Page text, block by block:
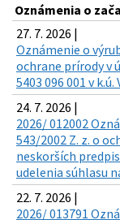
Oznámenia o
27. 7. 2026 |
Oznámenie o
ochrane prírody v
5403 096 001 v
24. 7. 2026 |
2026/ 012002
543/2002 Z. z. o
neskorších
udelenia súhlasu
22. 7. 2026 |
2026/ 013791